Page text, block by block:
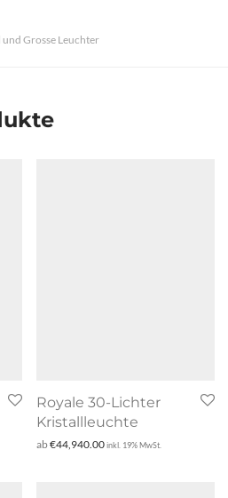
und Grosse Leuchter
Royale 30-Lichter
Kristallleuchte
ab€44,940.00inkl. 19% MwSt.